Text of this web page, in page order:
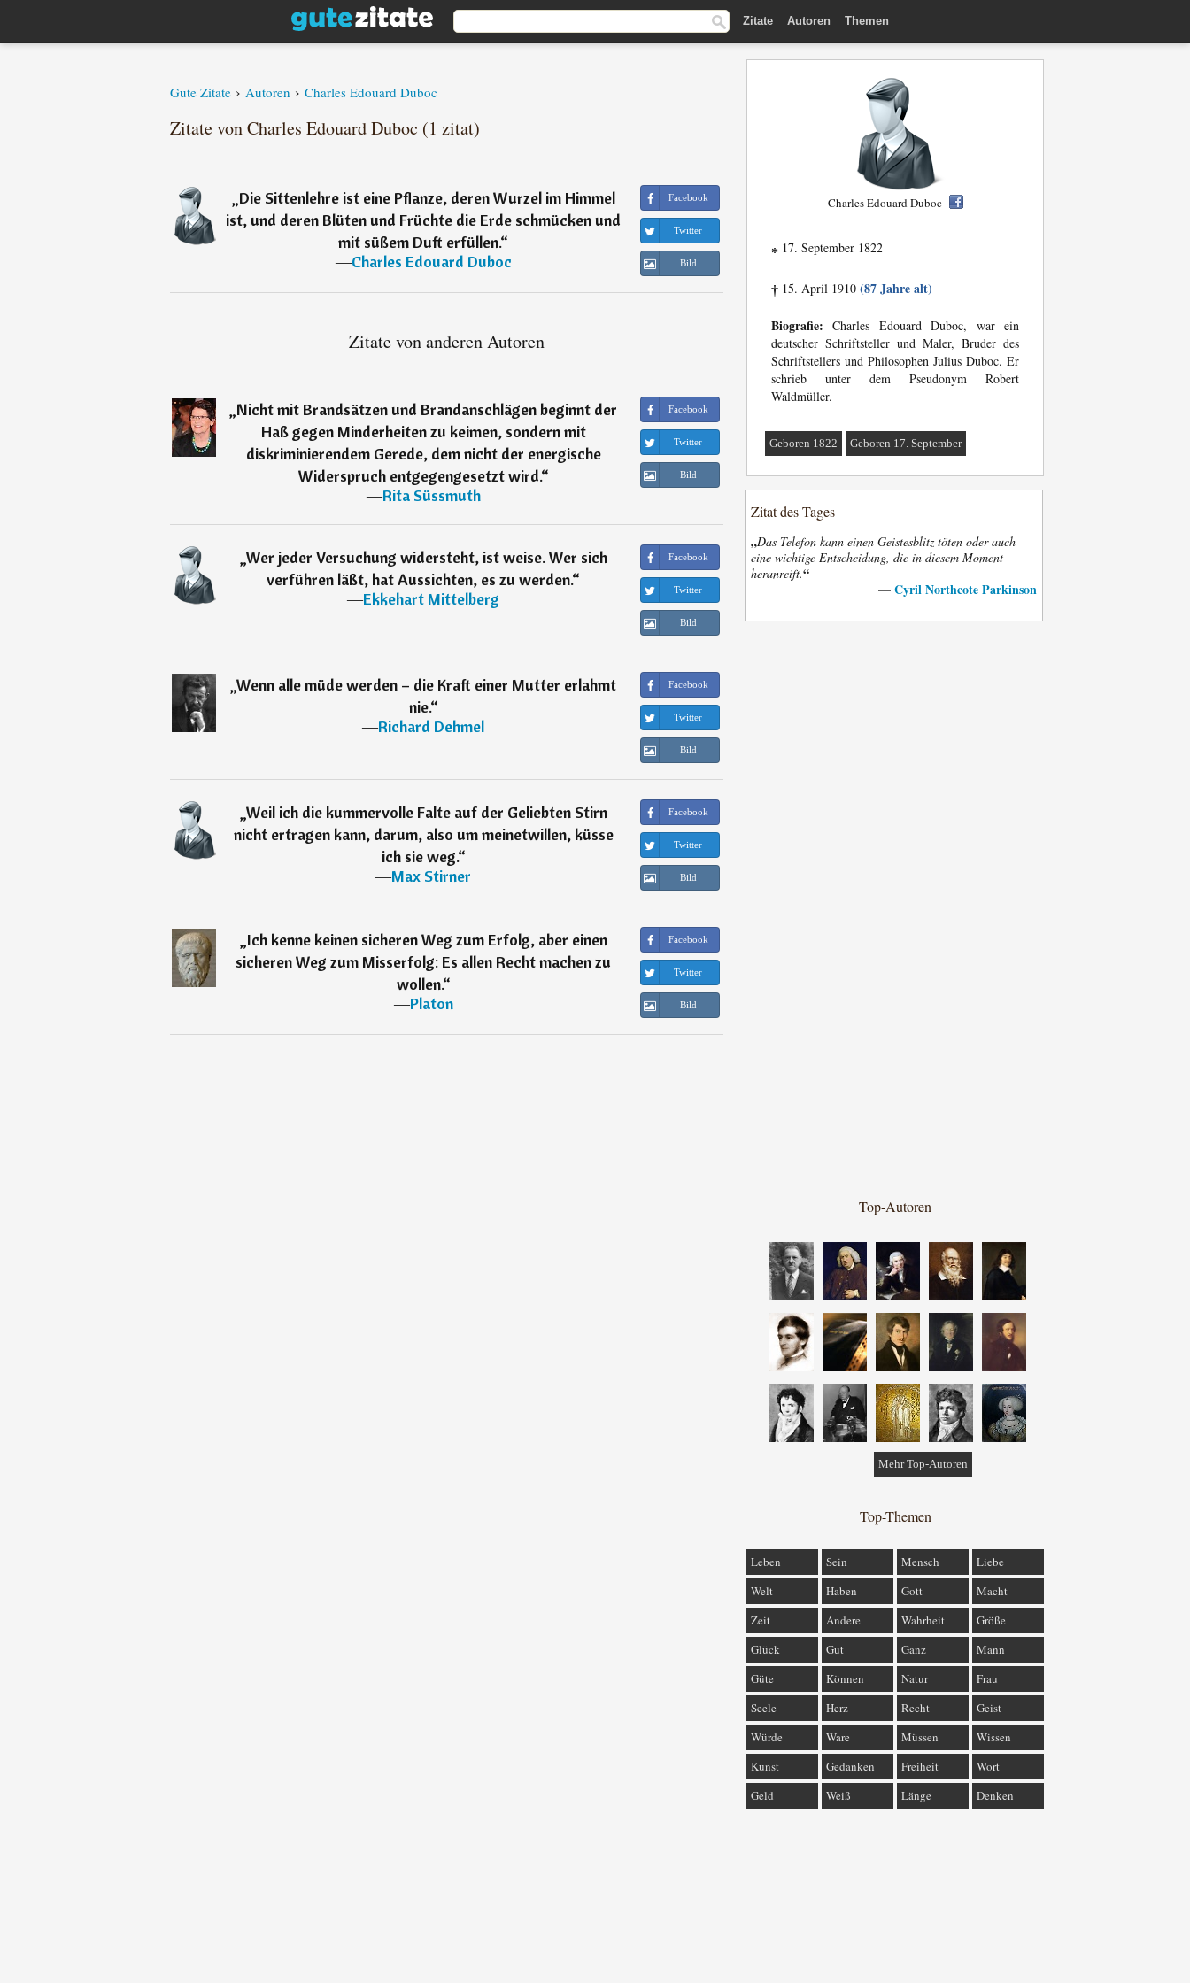
Zitate Autoren Themen
Gute Zitate › Autoren › Charles Edouard Duboc
Zitate von Charles Edouard Duboc (1 zitat)
„Die Sittenlehre ist eine Pflanze, deren Wurzel im Himmel
ist, und deren Blüten und Früchte die Erde schmücken und
mit süßem Duft erfüllen.“
―Charles Edouard Duboc
Facebook
Twitter
Bild
Zitate von anderen Autoren
„Nicht mit Brandsätzen und Brandanschlägen beginnt der
Haß gegen Minderheiten zu keimen, sondern mit
diskriminierendem Gerede, dem nicht der energische
Widerspruch entgegengesetzt wird.“
―Rita Süssmuth
Facebook
Twitter
Bild
„Wer jeder Versuchung widersteht, ist weise. Wer sich
verführen läßt, hat Aussichten, es zu werden.“
―Ekkehart Mittelberg
Facebook
Twitter
Bild
„Wenn alle müde werden – die Kraft einer Mutter erlahmt
nie.“
―Richard Dehmel
Facebook
Twitter
Bild
„Weil ich die kummervolle Falte auf der Geliebten Stirn
nicht ertragen kann, darum, also um meinetwillen, küsse
ich sie weg.“
―Max Stirner
Facebook
Twitter
Bild
„Ich kenne keinen sicheren Weg zum Erfolg, aber einen
sicheren Weg zum Misserfolg: Es allen Recht machen zu
wollen.“
―Platon
Facebook
Twitter
Bild
Charles Edouard Duboc
* 17. September 1822
† 15. April 1910 (87 Jahre alt)
Biografie: Charles Edouard Duboc, war ein
deutscher Schriftsteller und Maler, Bruder des
Schriftstellers und Philosophen Julius Duboc. Er
schrieb unter dem Pseudonym Robert
Waldmüller.
Geboren 1822 Geboren 17. September
Zitat des Tages
„Das Telefon kann einen Geistesblitz töten oder auch
eine wichtige Entscheidung, die in diesem Moment
heranreift.“
— Cyril Northcote Parkinson
Top-Autoren
Mehr Top-Autoren
Top-Themen
Leben Sein Mensch
Liebe
Welt
Haben Gott
Macht
Zeit
Andere Wahrheit
Größe
Glück
Gut Ganz
Mann
Güte
Können Natur
Frau
Seele
Herz Recht
Geist
Würde
Ware Müssen
Wissen
Kunst
Gedanken Freiheit
Wort
Geld
Weiß Länge Denken